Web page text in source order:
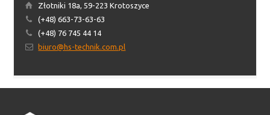
Złotniki 18a, 59-223 Krotoszyce
(+48) 663-73-63-63
(+48) 76 745 44 14
biuro@hs-technik.com.pl